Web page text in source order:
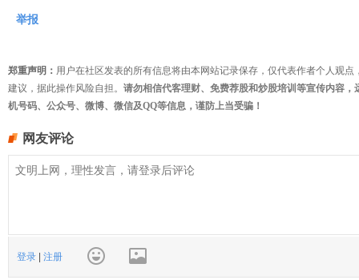
举报
郑重声明： 用户在社区发表的所有信息将由本网站记录保存，仅代表作者个人观
建议，据此操作风险自担。 请勿相信代客理财、免费荐股和炒股培训等宣传内容
机号码、公众号、微博、微信及QQ等信息，谨防上当受骗！
网友评论
登录 注册